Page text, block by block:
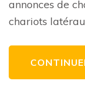
annonces de
chariots